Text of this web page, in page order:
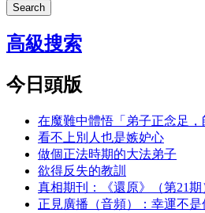
Search
高級搜索
今日頭版
在魔難中體悟「弟子正念足
看不上別人也是嫉妒心
做個正法時期的大法弟子
欲得反失的教訓
真相期刊：《還原》（第21期
正見廣播（音頻）：幸運不是